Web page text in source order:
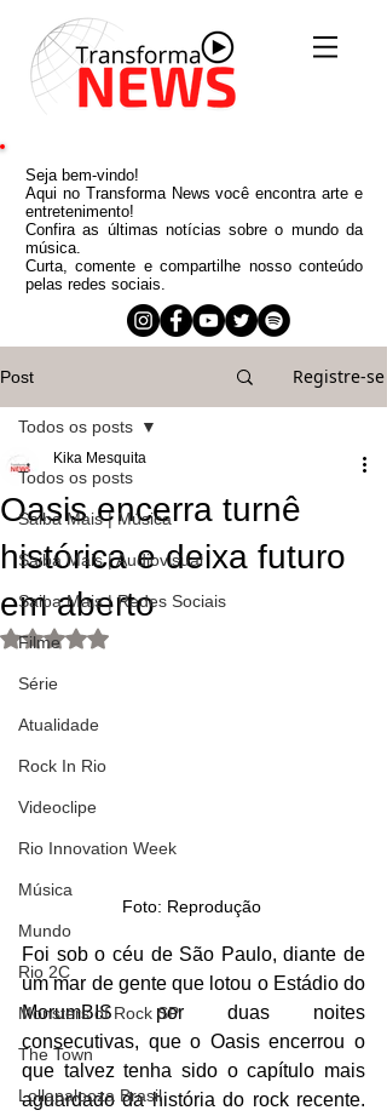
Seja bem-vindo!
Aqui no Transforma News você encontra arte e
entretenimento!
Confira as últimas notícias sobre o mundo da
música.
Curta, comente e compartilhe nosso conteúdo
pelas redes sociais.
Post Registre-se
Todos os posts
Saiba Mais | Música
Saiba Mais | Audiovisual
Saiba Mais | Redes Sociais
Filme
Série
Atualidade
Rock In Rio
Videoclipe
Rio Innovation Week
Música
Mundo
Rio 2C
Monsters of Rock SP
The Town
Lollapalooza Brasil
Todos os posts
Oasis encerra turnê
histórica e deixa futuro
em aberto
Kika Mesquita
Avaliado com NaN de 5 estrelas.
Foto: Reprodução
Foi sob o céu de São Paulo, diante de
um mar de gente que lotou o Estádio do
MorumBIS por duas noites
consecutivas, que o Oasis encerrou o
que talvez tenha sido o capítulo mais
aguardado da história do rock recente.